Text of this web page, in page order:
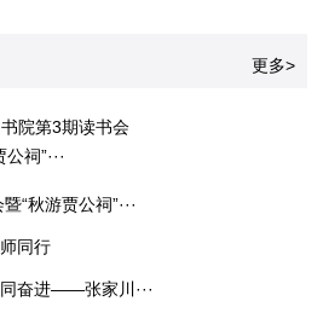
更多>
院第3期读书会
祠”···
“秋游贾公祠”···
同行
奋进——张家川···